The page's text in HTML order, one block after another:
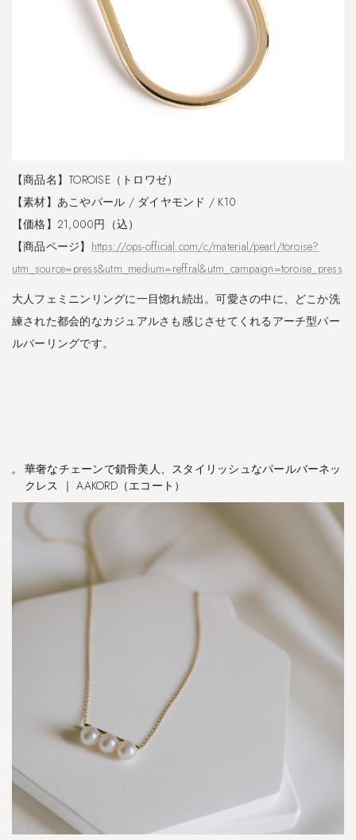
【商品名】TOROISE（トロワゼ）
【素材】あこやパール / ダイヤモンド / K10
【価格】21,000円（込）
【商品ページ】 https://ops-official.com/c/material/pearl/toroise?
utm_source=press&utm_medium=reffral&utm_campaign=toroise_press
大人フェミニンリングに一目惚れ続出。可愛さの中に、どこか洗
練された都会的なカジュアルさも感じさせてくれるアーチ型パー
ルバーリングです。
華奢なチェーンで鎖骨美人、スタイリッシュなパールバーネッ
クレス ｜ AAKORD（エコート）